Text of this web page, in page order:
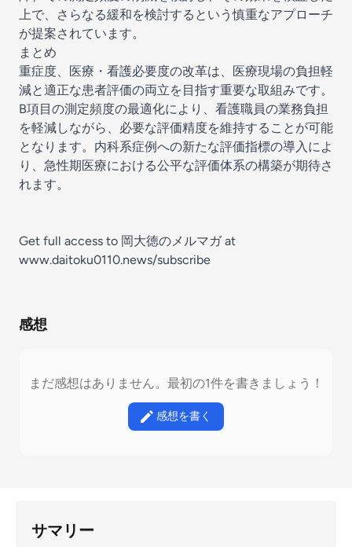
上で、さらなる緩和を検討するという慎重なアプローチ
が提案されています。
まとめ
重症度、医療・看護必要度の改革は、医療現場の負担軽
減と適正な患者評価の両立を目指す重要な取組みです。
B項目の測定頻度の最適化により、看護職員の業務負担
を軽減しながら、必要な評価精度を維持することが可能
となります。内科系症例への新たな評価指標の導入によ
り、急性期医療における公平な評価体系の構築が期待さ
れます。
Get full access to 岡大徳のメルマガ at
www.daitoku0110.news/subscribe
感想
まだ感想はありません。最初の1件を書きましょう！
感想を書く
サマリー